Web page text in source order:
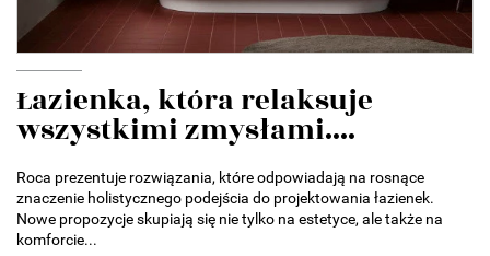
Łazienka, która relaksuje
wszystkimi zmysłami....
Roca prezentuje rozwiązania, które odpowiadają na rosnące
znaczenie holistycznego podejścia do projektowania łazienek.
Nowe propozycje skupiają się nie tylko na estetyce, ale także na
komforcie...